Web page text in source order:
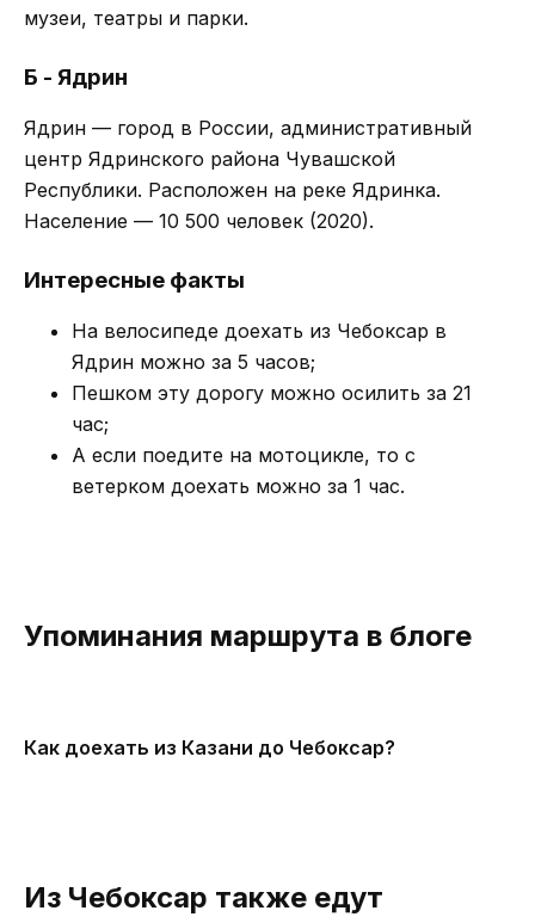
музеи, театры и парки.
Б - Ядрин
Ядрин — город в России, административный
центр Ядринского района Чувашской
Республики. Расположен на реке Ядринка.
Население — 10 500 человек (2020).
Интересные факты
На велосипеде доехать из Чебоксар в
Ядрин можно за 5 часов;
Пешком эту дорогу можно осилить за 21
час;
А если поедите на мотоцикле, то с
ветерком доехать можно за 1 час.
Упоминания маршрута в блоге
Как доехать из Казани до Чебоксар?
Из Чебоксар также едут